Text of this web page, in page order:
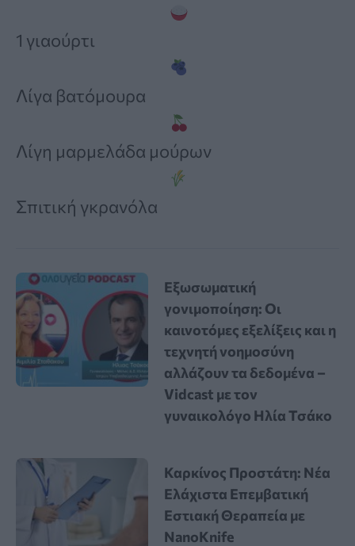
1 γιαούρτι
Λίγα βατόμουρα
Λίγη μαρμελάδα μούρων
Σπιτική γκρανόλα
Εξωσωματική
γονιμοποίηση: Οι
καινοτόμες εξελίξεις και η
τεχνητή νοημοσύνη
αλλάζουν τα δεδομένα –
Vidcast με τον
γυναικολόγο Ηλία Τσάκο
Καρκίνος Προστάτη: Νέα
Ελάχιστα Επεμβατική
Εστιακή Θεραπεία με
NanoKnife